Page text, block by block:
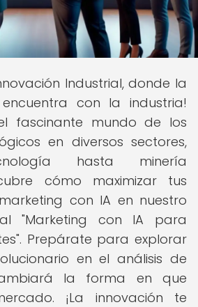
Industrial, donde la
con la industria!
fascinante mundo de los
en diversos sectores,
hasta minería
cómo maximizar tus
con IA en nuestro
"Marketing con IA para
Prepárate para explorar
en el análisis de
la forma en que
¡La innovación te